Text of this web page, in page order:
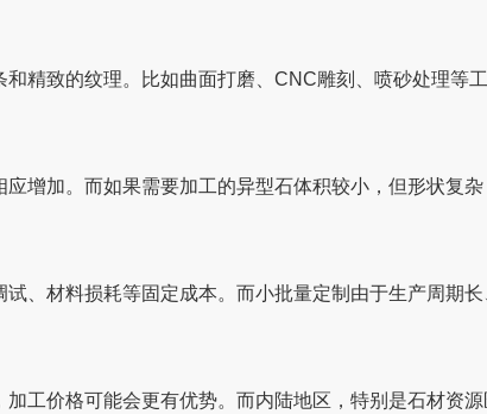
理。比如曲面打磨、CNC雕刻、喷砂处理等工艺
。而如果需要加工的异型石体积较小，但形状复杂，
、材料损耗等固定成本。而小批量定制由于生产周期长
价格可能会更有优势。而内陆地区，特别是石材资源